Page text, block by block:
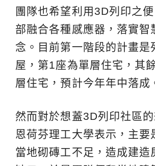
團隊也希望利用3D列印之
部融合各種感應器，落實智
念。目前第一階段的計畫是
屋，第1座為單層住宅，其
層住宅，預計今年年中落成
然而對於想蓋3D列印社區的
恩荷芬理工大學表示，主要
當地砌磚工不足，造成建造